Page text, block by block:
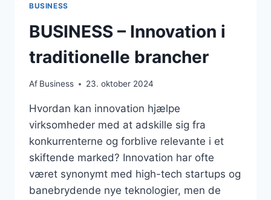
BUSINESS
BUSINESS – Innovation i
traditionelle brancher
Af Business 23. oktober 2024
Hvordan kan innovation hjælpe
virksomheder med at adskille sig fra
konkurrenterne og forblive relevante i et
skiftende marked? Innovation har ofte
været synonymt med high-tech startups og
banebrydende nye teknologier, men de